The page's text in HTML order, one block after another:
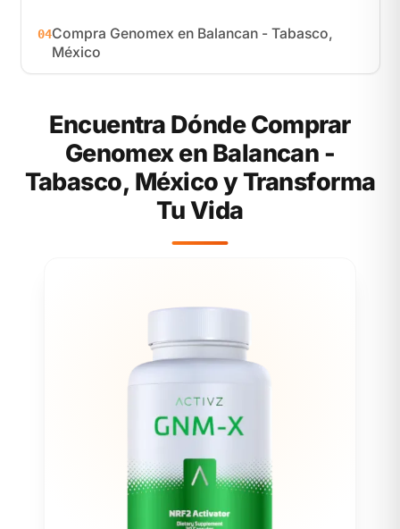
04Compra Genomex en Balancan - Tabasco,
México
Encuentra Dónde Comprar
Genomex en Balancan -
Tabasco, México y Transforma
Tu Vida